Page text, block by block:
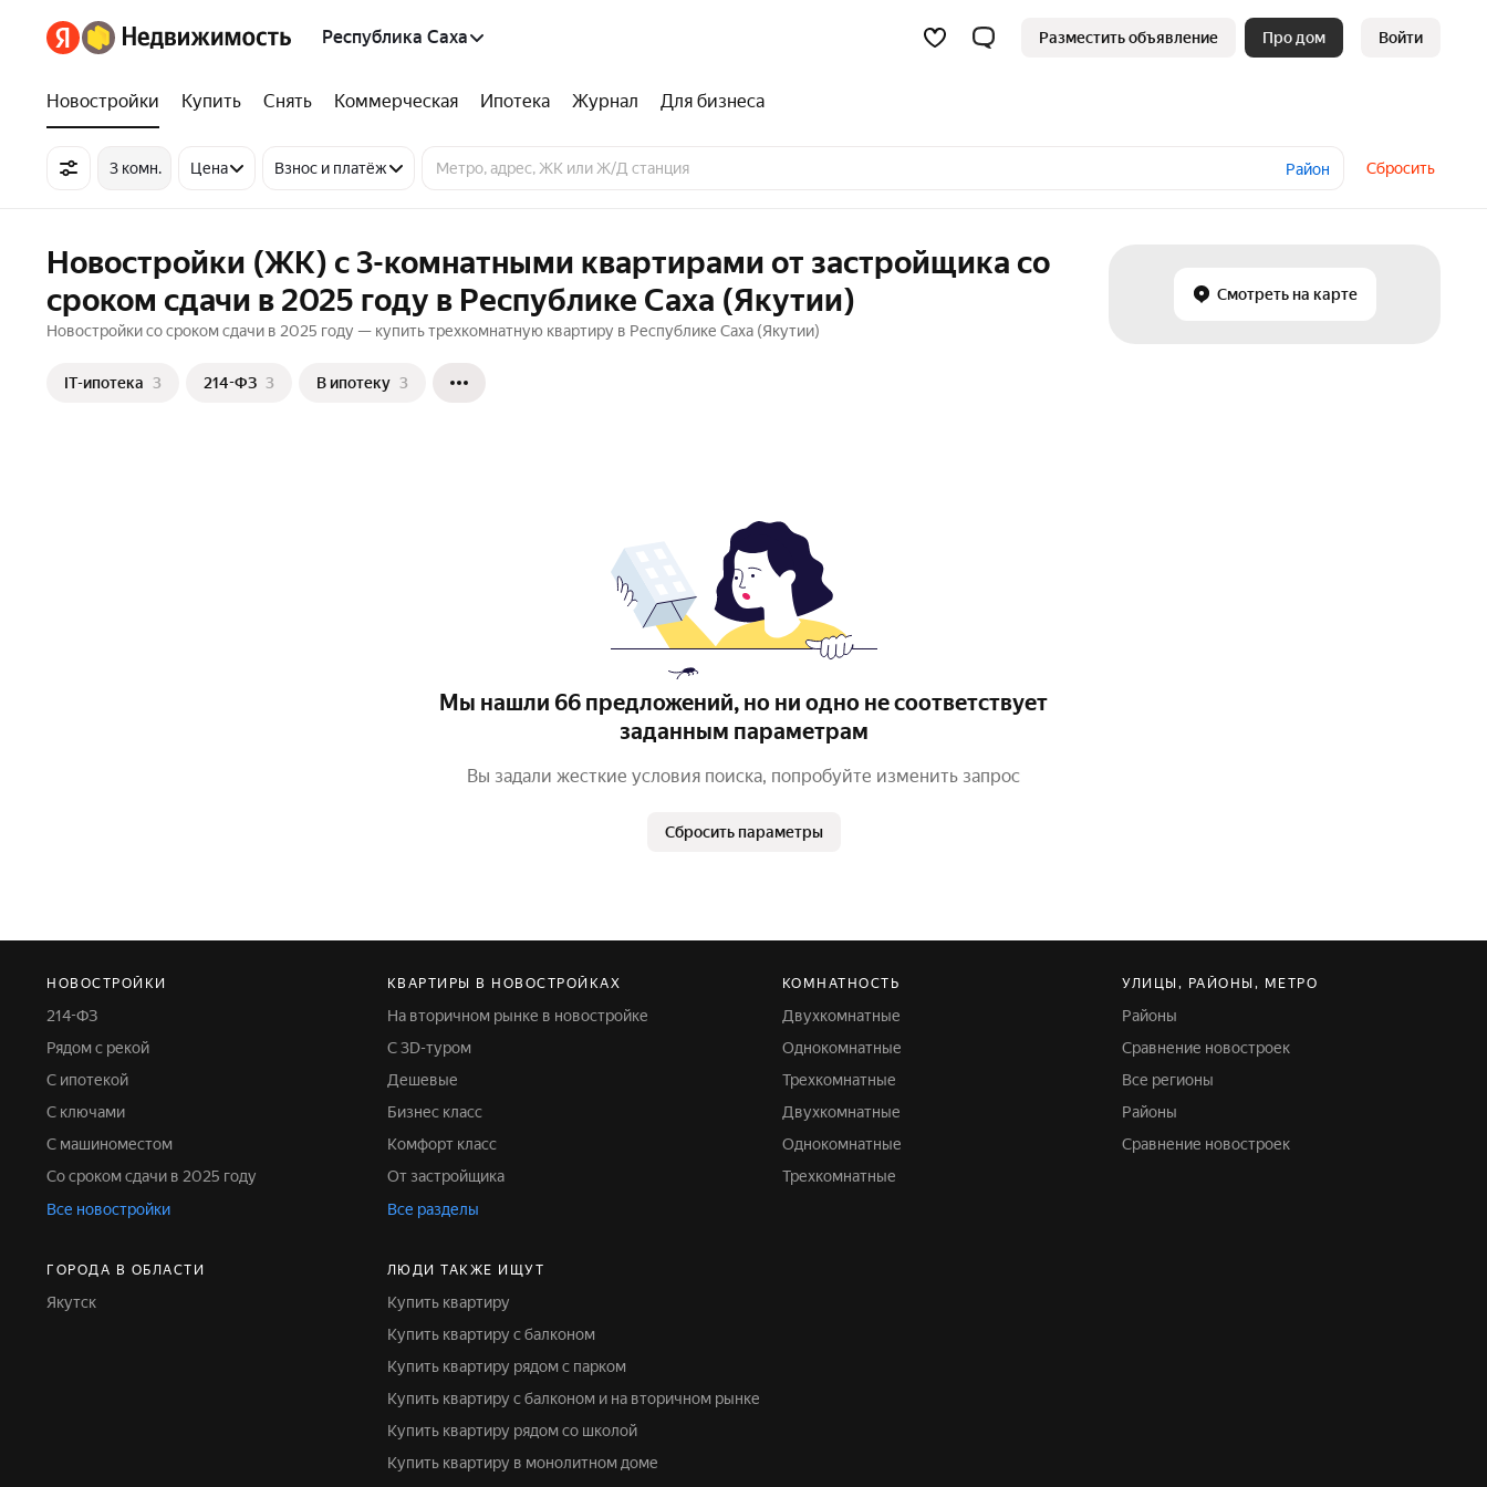
Республика Саха Разместить объявление Про дом Войти
Новостройки Купить Снять Коммерческая Ипотека Журнал Для бизнеса
3 комн. Цена Взнос и платёж Район Сбросить
Новостройки (ЖК) с 3-комнатными квартирами от застройщика со
сроком сдачи в 2025 году в Республике Саха (Якутии)
Новостройки со сроком сдачи в 2025 году — купить трехкомнатную квартиру в Республике Саха (Якутии)
IT-ипотека 3 214-ФЗ 3 В ипотеку 3
Смотреть на карте
Мы нашли 66 предложений, но ни одно не соответствует
заданным параметрам
Вы задали жесткие условия поиска, попробуйте изменить запрос
Сбросить параметры
НОВОСТРОЙКИ
214-ФЗ
Рядом с рекой
С ипотекой
С ключами
С машиноместом
Со сроком сдачи в 2025 году
Все новостройки
КВАРТИРЫ В НОВОСТРОЙКАХ
На вторичном рынке в новостройке
С 3D-туром
Дешевые
Бизнес класс
Комфорт класс
От застройщика
Все разделы
КОМНАТНОСТЬ
Двухкомнатные
Однокомнатные
Трехкомнатные
Двухкомнатные
Однокомнатные
Трехкомнатные
УЛИЦЫ, РАЙОНЫ, МЕТРО
Районы
Сравнение новостроек
Все регионы
Районы
Сравнение новостроек
ГОРОДА В ОБЛАСТИ
Якутск
ЛЮДИ ТАКЖЕ ИЩУТ
Купить квартиру
Купить квартиру с балконом
Купить квартиру рядом с парком
Купить квартиру с балконом и на вторичном рынке
Купить квартиру рядом со школой
Купить квартиру в монолитном доме